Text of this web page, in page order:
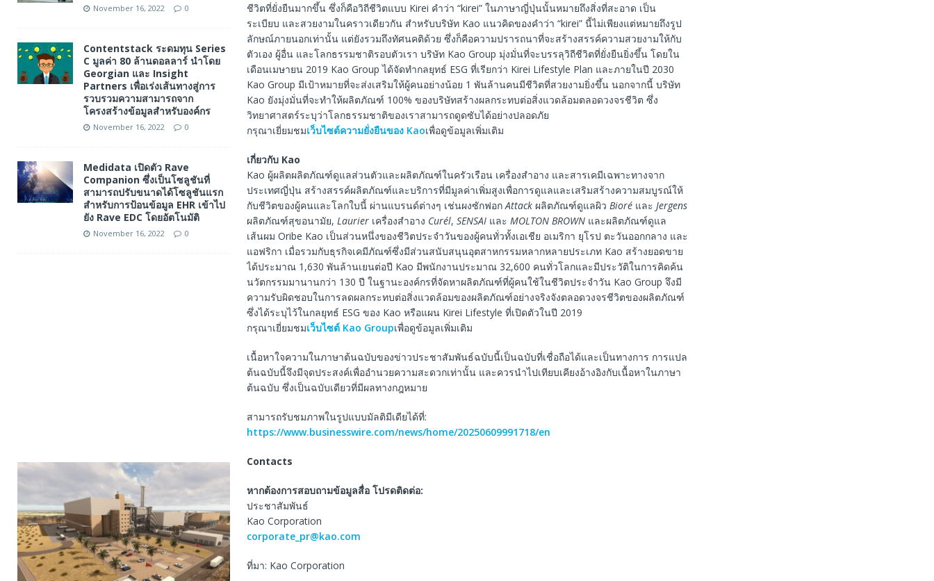
ชีวิตที่ยั่งยืนมากขึ้น ซึ่งก็คือวิถีชีวิตแบบ Kirei คำว่า “kirei” ในภาษาญี่ปุ่นนั้นหมายถึงสิ่งที่สะอาด เป็น
ระเบียบ และสวยงามในคราวเดียวกัน สำหรับบริษัท Kao แนวคิดของคำว่า “kirei” นี้ไม่เพียงแต่หมายถึงรูป
ลักษณ์ภายนอกเท่านั้น แต่ยังรวมถึงทัศนคติด้วย ซึ่งก็คือความปรารถนาที่จะสร้างสรรค์ความสวยงามให้กับ
ตัวเอง ผู้อื่น และโลกธรรมชาติรอบตัวเรา บริษัท Kao Group มุ่งมั่นที่จะบรรลุวิถีชีวิตที่ยั่งยืนยิ่งขึ้น โดยใน
เดือนเมษายน 2019 Kao Group ได้จัดทำกลยุทธ์ ESG ที่เรียกว่า Kirei Lifestyle Plan และภายในปี 2030
Kao Group มีเป้าหมายที่จะส่งเสริมให้ผู้คนอย่างน้อย 1 พันล้านคนมีชีวิตที่สวยงามยิ่งขึ้น นอกจากนี้ บริษัท
Kao ยังมุ่งมั่นที่จะทำให้ผลิตภัณฑ์ 100% ของบริษัทสร้างผลกระทบต่อสิ่งแวดล้อมตลอดวงจรชีวิต ซึ่ง
วิทยาศาสตร์ระบุว่าโลกธรรมชาติของเราสามารถดูดซับได้อย่างปลอดภัย
กรุณาเยี่ยมชมเว็บไซต์ความยั่งยืนของ Kaoเพื่อดูข้อมูลเพิ่มเติม
เกี่ยวกับ Kao
Kao ผู้ผลิตผลิตภัณฑ์ดูแลส่วนตัวและผลิตภัณฑ์ในครัวเรือน เครื่องสำอาง และสารเคมีเฉพาะทางจาก
ประเทศญี่ปุ่น สร้างสรรค์ผลิตภัณฑ์และบริการที่มีมูลค่าเพิ่มสูงเพื่อการดูแลและเสริมสร้างความสมบูรณ์ให้
กับชีวิตของผู้คนและโลกใบนี้ ผ่านแบรนด์ต่างๆ เช่นผงซักฟอก Attackผลิตภัณฑ์ดูแลผิว Bioréและ Jergens
ผลิตภัณฑ์สุขอนามัย, Laurierเครื่องสำอาง Curél, SENSAIและ MOLTON BROWNและผลิตภัณฑ์ดูแล
เส้นผม Oribe Kao เป็นส่วนหนึ่งของชีวิตประจำวันของผู้คนทั่วทั้งเอเชีย อเมริกา ยุโรป ตะวันออกกลาง และ
แอฟริกา เมื่อรวมกับธุรกิจเคมีภัณฑ์ซึ่งมีส่วนสนับสนุนอุตสาหกรรมหลากหลายประเภท Kao สร้างยอดขาย
ได้ประมาณ 1,630 พันล้านเยนต่อปี Kao มีพนักงานประมาณ 32,600 คนทั่วโลกและมีประวัติในการคิดค้น
นวัตกรรมมานานกว่า 130 ปี ในฐานะองค์กรที่จัดหาผลิตภัณฑ์ที่ผู้คนใช้ในชีวิตประจำวัน Kao Group จึงมี
ความรับผิดชอบในการลดผลกระทบต่อสิ่งแวดล้อมของผลิตภัณฑ์อย่างจริงจังตลอดวงจรชีวิตของผลิตภัณฑ์
ซึ่งได้ระบุไว้ในกลยุทธ์ ESG ของ Kao หรือแผน Kirei Lifestyle ที่เปิดตัวในปี 2019
กรุณาเยี่ยมชมเว็บไซต์ Kao Groupเพื่อดูข้อมูลเพิ่มเติม
เนื้อหาใจความในภาษาต้นฉบับของข่าวประชาสัมพันธ์ฉบับนี้เป็นฉบับที่เชื่อถือได้และเป็นทางการ การแปล
ต้นฉบับนี้จึงมีจุดประสงค์เพื่ออำนวยความสะดวกเท่านั้น และควรนำไปเทียบเคียงอ้างอิงกับเนื้อหาในภาษา
ต้นฉบับ ซึ่งเป็นฉบับเดียวที่มีผลทางกฎหมาย
สามารถรับชมภาพในรูปแบบมัลติมีเดียได้ที่:
https://www.businesswire.com/news/home/20250609991718/en
Contacts
หากต้องการสอบถามข้อมูลสื่อ โปรดติดต่อ:
ประชาสัมพันธ์
Kao Corporation
corporate_pr@kao.com
ที่มา: Kao Corporation
November 16, 2022 0
Contentstack ระดมทุน Series
C มูลค่า 80 ล้านดอลลาร์ นำโดย
Georgian และ Insight
Partners เพื่อเร่งเส้นทางสู่การ
รวบรวมความสามารถจาก
โครงสร้างข้อมูลสำหรับองค์กร
November 16, 2022 0
Medidata เปิดตัว Rave
Companion ซึ่งเป็นโซลูชันที่
สามารถปรับขนาดได้โซลูชันแรก
สำหรับการป้อนข้อมูล EHR เข้าไป
ยัง Rave EDC โดยอัตโนมัติ
November 16, 2022 0